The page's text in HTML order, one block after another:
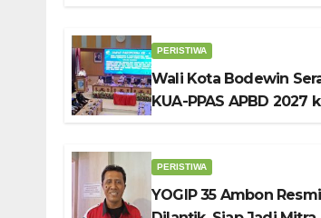
PERISTIWA
Wali Kota Bodewin
KUA-PPAS APBD 2027
PERISTIWA
YOGIP 35 Ambon Resmi